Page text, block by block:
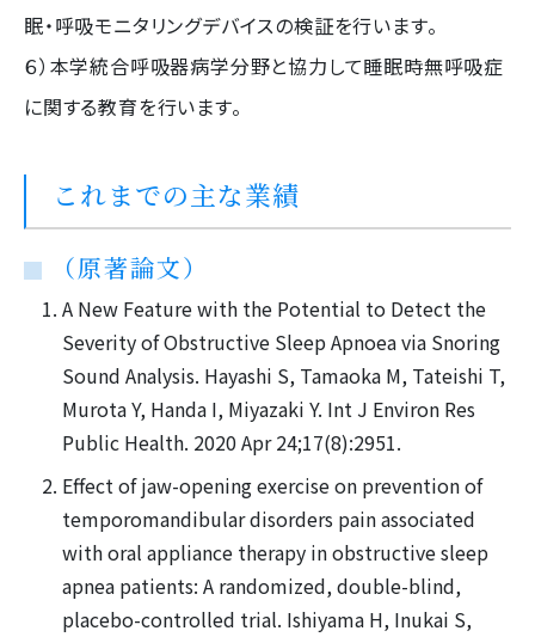
眠・呼吸モニタリングデバイスの検証を行います。
６）本学統合呼吸器病学分野と協力して睡眠時無呼吸症
に関する教育を行います。
これまでの主な業績
（原著論文）
A New Feature with the Potential to Detect the
Severity of Obstructive Sleep Apnoea via Snoring
Sound Analysis. Hayashi S, Tamaoka M, Tateishi T,
Murota Y, Handa I, Miyazaki Y. Int J Environ Res
Public Health. 2020 Apr 24;17(8):2951.
Effect of jaw-opening exercise on prevention of
temporomandibular disorders pain associated
with oral appliance therapy in obstructive sleep
apnea patients: A randomized, double-blind,
placebo-controlled trial. Ishiyama H, Inukai S,